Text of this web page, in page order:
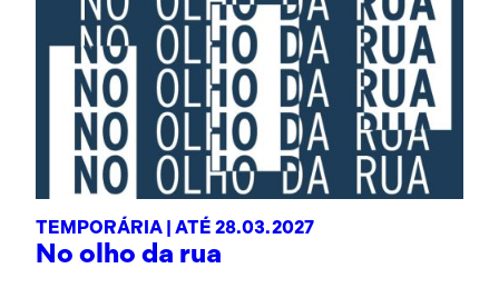
TEMPORÁRIA | ATÉ 28.03.2027
No olho da rua